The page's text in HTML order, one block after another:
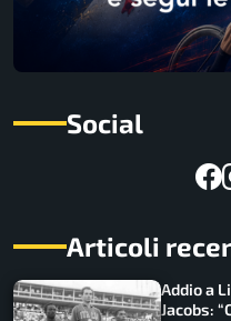
Social
Articoli
Addio a
Jacobs: